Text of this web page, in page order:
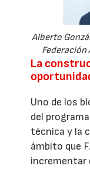
Alberto
Federación
La
Uno de los
del
técnica y la
ámbito que
incrementar